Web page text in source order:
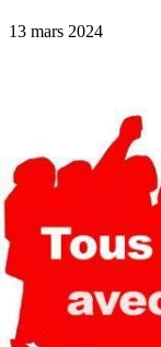
13 mars 2024